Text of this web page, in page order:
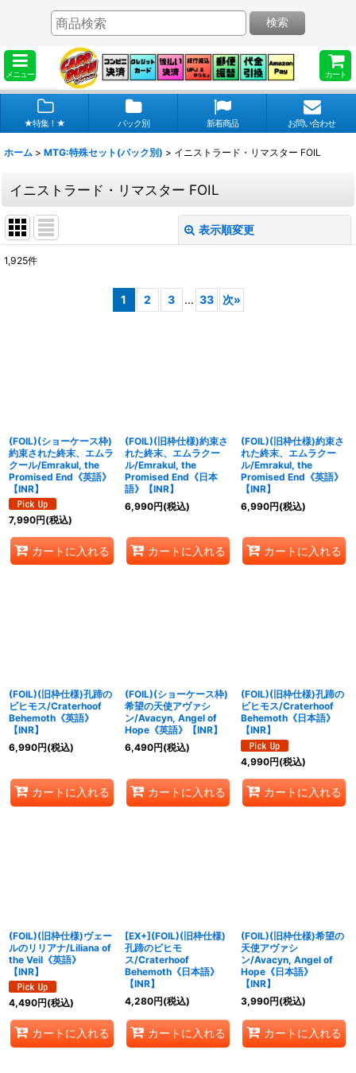
メニュー カート
検索
★特集！★ パック別 新着商品 お問い合わせ
ホーム > MTG:特殊セット(パック別) > イニストラード・リマスター FOIL
イニストラード・リマスター FOIL
表示順変更
1,925件
1 2 3 ... 33 次»
(FOIL)(ショーケース枠)
約束された終末、エムラ
クール/Emrakul, the
Promised End《英語》
【INR】
7,990円(税込)
カートに入れる
(FOIL)(旧枠仕様)約束さ
れた終末、エムラクー
ル/Emrakul, the
Promised End《日本
語》【INR】
6,990円(税込)
カートに入れる
(FOIL)(旧枠仕様)約束さ
れた終末、エムラクー
ル/Emrakul, the
Promised End《英語》
【INR】
6,990円(税込)
カートに入れる
(FOIL)(旧枠仕様)孔蹄の
ビヒモス/Craterhoof
Behemoth《英語》
【INR】
6,990円(税込)
カートに入れる
(FOIL)(ショーケース枠)
希望の天使アヴァシ
ン/Avacyn, Angel of
Hope《英語》【INR】
6,490円(税込)
カートに入れる
(FOIL)(旧枠仕様)孔蹄の
ビヒモス/Craterhoof
Behemoth《日本語》
【INR】
4,990円(税込)
カートに入れる
(FOIL)(旧枠仕様)ヴェー
ルのリリアナ/Liliana of
the Veil《英語》
【INR】
4,490円(税込)
カートに入れる
[EX+](FOIL)(旧枠仕様)
孔蹄のビヒモ
ス/Craterhoof
Behemoth《日本語》
【INR】
4,280円(税込)
カートに入れる
(FOIL)(旧枠仕様)希望の
天使アヴァシ
ン/Avacyn, Angel of
Hope《日本語》
【INR】
3,990円(税込)
カートに入れる